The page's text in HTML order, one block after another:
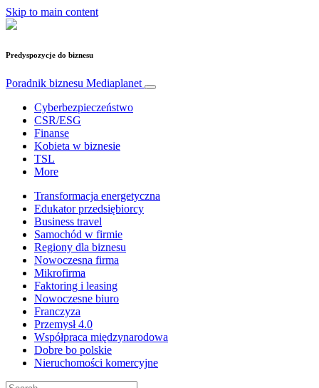
Skip to main content
Predyspozycje do biznesu
Poradnik biznesu Mediaplanet
Cyberbezpieczeństwo
CSR/ESG
Finanse
Kobieta w biznesie
TSL
More
Transformacja energetyczna
Edukator przedsiębiorcy
Business travel
Samochód w firmie
Regiony dla biznesu
Nowoczesna firma
Mikrofirma
Faktoring i leasing
Nowoczesne biuro
Franczyza
Przemysł 4.0
Współpraca międzynarodowa
Dobre bo polskie
Nieruchomości komercyjne